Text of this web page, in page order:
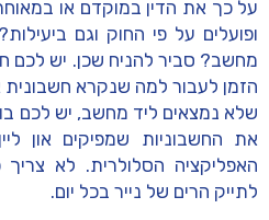
על כך את הדין במוקדם או
ופועלים על פי החוק וגם
מחשב? סביר להניח שכן. יש לכם
הזמן לעבור למה שנקרא חשבונית
שלא נמצאים ליד מחשב, יש לכם
את החשבוניות שמפיקים און
האפליקציה הסלולרית. לא
לתייק הרים של נייר בכל יום.